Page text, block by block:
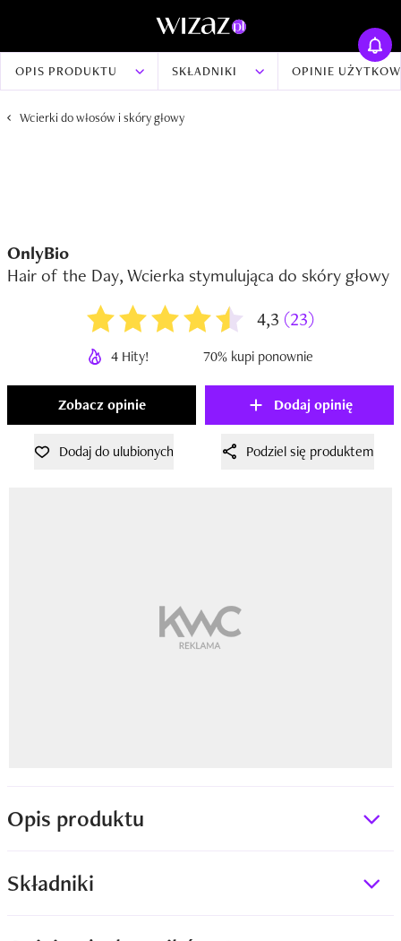
OPIS PRODUKTU SKŁADNIKI OPINIE
Wcierki do włosów i skóry głowy
OnlyBio
Hair of the Day, Wcierka stymulująca do skóry głowy
4,3 (23)
4 Hity! 70% kupi ponownie
Zobacz opinie Dodaj opinię
Dodaj do ulubionych Podziel się produktem
Opis produktu
Składniki